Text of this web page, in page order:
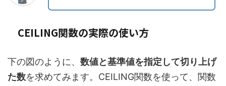
CEILING関数の実際の使い方
下の図のように、 数値と基準値を指定して切り上げ
た数を求めてみます。CEILING関数を使って、関数